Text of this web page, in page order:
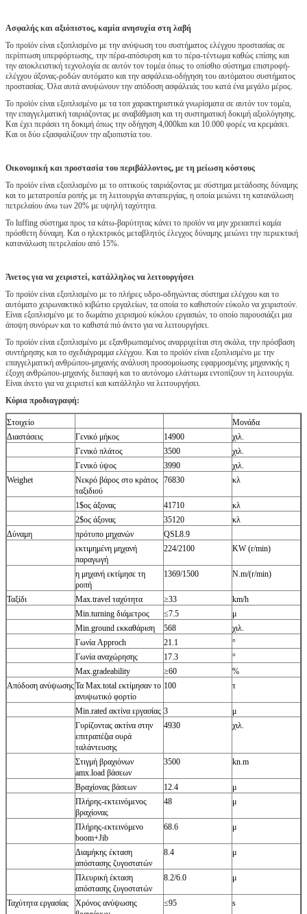
Ασφαλής και αξιόπιστος, καμία ανησυχία στη λαβή
Το προϊόν είναι εξοπλισμένο με την ανύψωση του συστήματος ελέγχου προστασίας σε
περίπτωση υπερφόρτωσης, την πέρα-απόσυρση και το πέρα-τέντωμα καθώς επίσης και
την αποκλειστική τεχνολογία σε αυτόν τον τομέα όπως το οπίσθιο σύστημα επιστροφή-
ελέγχου άξονας-ροδών αυτόματο και την ασφάλεια-οδήγηση του αυτόματου συστήματος
προστασίας. Όλα αυτά ανυψώνουν την απόδοση ασφάλειάς του κατά ένα μεγάλο μέρος.
Το προϊόν είναι εξοπλισμένο με τα τοπ χαρακτηριστικά γνωρίσματα σε αυτόν τον τομέα,
την επαγγελματική ταιριάζοντας με αναβάθμιση και τη συστηματική δοκιμή αξιολόγησης.
Και έχει περάσει τη δοκιμή όπως την οδήγηση 4,000km και 10.000 φορές να κρεμάσει.
Και οι δύο εξασφαλίζουν την αξιοπιστία του.
Οικονομική και προστασία του περιβάλλοντος, με τη μείωση κόστους
Το προϊόν είναι εξοπλισμένο με το οπτικούς ταιριάζοντας με σύστημα μετάδοσης δύναμης
και το μετατροπέα ροπής με τη λειτουργία ανταπεργίας, η οποία μειώνει τη κατανάλωση
πετρελαίου άνω των 20% με υψηλή ταχύτητα.
Το luffing σύστημα προς τα κάτω-βαρύτητας κάνει το προϊόν να μην χρειαστεί καμία
πρόσθετη δύναμη. Και ο ηλεκτρικός μεταβλητός έλεγχος δύναμης μειώνει την περιεκτική
κατανάλωση πετρελαίου από 15%.
Άνετος για να χειριστεί, κατάλληλος να λειτουργήσει
Το προϊόν είναι εξοπλισμένο με το πλήρες υδρο-οδηγώντας σύστημα ελέγχου και το
αυτόματο χειρωνακτικό κιβώτιο εργαλείων, τα οποία το καθιστούν εύκολο να χειριστούν.
Είναι εξοπλισμένο με το δωμάτιο χειρισμού κύκλου εργασιών, το οποίο παρουσιάζει μια
άποψη συνόρων και το καθιστά πιό άνετο για να λειτουργήσει.
Το προϊόν είναι εξοπλισμένο με εξανθρωπισμένος αναρριχείται στη σκάλα, την πρόσβαση
συντήρησης και το σχεδιάγραμμα ελέγχου. Και το προϊόν είναι εξοπλισμένο με την
επαγγελματική ανθρώπου-μηχανής ανάλυση προσομοίωσης εφαρμοσμένης μηχανικής η
έξοχη ανθρώπου-μηχανής διεπαφή και το αυτόνομο ελάττωμα εντοπίζουν τη λειτουργία.
Είναι άνετο για να χειριστεί και κατάλληλο να λειτουργήσει.
Κύρια προδιαγραφή:
Στοιχείο
Μονάδα
Διαστάσεις
Γενικό μήκος 14900
χιλ.
Γενικό πλάτος
3500
χιλ.
Γενικό ύψος
3990
χιλ.
Weighet
Νεκρό βάρος στο κράτος
ταξιδιού
76830 κλ
1$ος άξονας 41710
κλ
2$ος άξονας
35120
κλ
Δύναμη
πρότυπο μηχανών
QSL8.9
εκτιμημένη μηχανή
παραγωγή
224/2100 KW (r/min)
η μηχανή εκτίμησε τη
ροπή
1369/1500 N.m/(r/min)
Ταξίδι Max.travel ταχύτητα ≥33
km/h
Min.turning διάμετρος
≤7.5
μ
Min.ground εκκαθάριση
568
χιλ.
Γωνία Approch
21.1
°
Γωνία αναχώρησης
17.3
°
Max.gradeability
≥60
%
Απόδοση ανύψωσηςΤα Max.total εκτίμησαν το
ανυψωτικό φορτίο
100 τ
Min.rated ακτίνα εργασίας 3
μ
Γυρίζοντας ακτίνα στην
επιτραπέζια ουρά
ταλάντευσης
4930 χιλ.
Στιγμή βραχιόνων
amx.load βάσεων
3500 kn.m
Βραχίονας βάσεων 12.4
μ
Πλήρης-εκτεινόμενος
βραχίονας
48 μ
Πλήρης-εκτεινόμενο
boom+Jib
68.6 μ
Διαμήκης έκταση
απόστασης ζυγοστατών
8.4 μ
Πλευρική έκταση
απόστασης ζυγοστατών
8.2/6.0 μ
Ταχύτητα εργασίας
Χρόνος ανύψωσης
≤95 s